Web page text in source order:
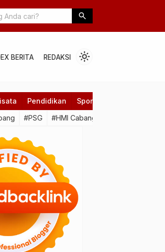
Kuasai Ekspor-Impor Mandiri yang Aman
search
BERITA REDAKSI light_mode
Pendidikan Sport
#PSG #HMI Cabang Pinrang